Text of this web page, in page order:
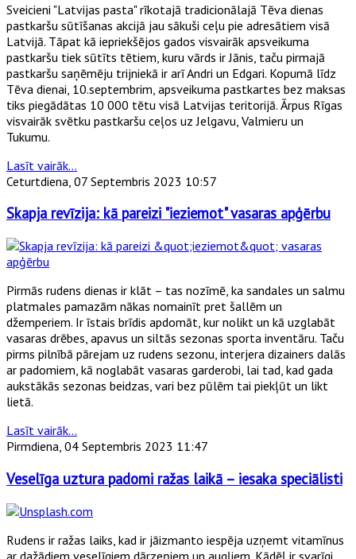
Sveicieni "Latvijas pasta" rīkotajā tradicionālajā Tēva dienas
pastkaršu sūtīšanas akcijā jau sākuši ceļu pie adresātiem visā
Latvijā. Tāpat kā iepriekšējos gados visvairāk apsveikuma
pastkaršu tiek sūtīts tētiem, kuru vārds ir Jānis, taču pirmajā
pastkaršu saņēmēju trijniekā ir arī Andri un Edgari. Kopumā līdz
Tēva dienai, 10.septembrim, apsveikuma pastkartes bez maksas
tiks piegādātas 10 000 tētu visā Latvijas teritorijā. Ārpus Rīgas
visvairāk svētku pastkaršu ceļos uz Jelgavu, Valmieru un
Tukumu.
Lasīt vairāk...
Ceturtdiena, 07 Septembris 2023 10:57
Skapja revīzija: kā pareizi "ieziemot" vasaras apģērbu
Pirmās rudens dienas ir klāt – tas nozīmē, ka sandales un salmu
platmales pamazām nākas nomainīt pret šallēm un
džemperiem. Ir īstais brīdis apdomāt, kur nolikt un kā uzglabāt
vasaras drēbes, apavus un siltās sezonas sporta inventāru. Taču
pirms pilnībā pārejam uz rudens sezonu, interjera dizainers dalās
ar padomiem, kā noglabāt vasaras garderobi, lai tad, kad gada
aukstākās sezonas beidzas, vari bez pūlēm tai piekļūt un likt
lietā.
Lasīt vairāk...
Pirmdiena, 04 Septembris 2023 11:47
Veselīga uztura padomi ražas laikā – iesaka speciālisti
Rudens ir ražas laiks, kad ir jāizmanto iespēja uzņemt vitamīnus
ar dažādiem veselīgiem dārzeņiem un augļiem. Kādēļ ir svarīgi